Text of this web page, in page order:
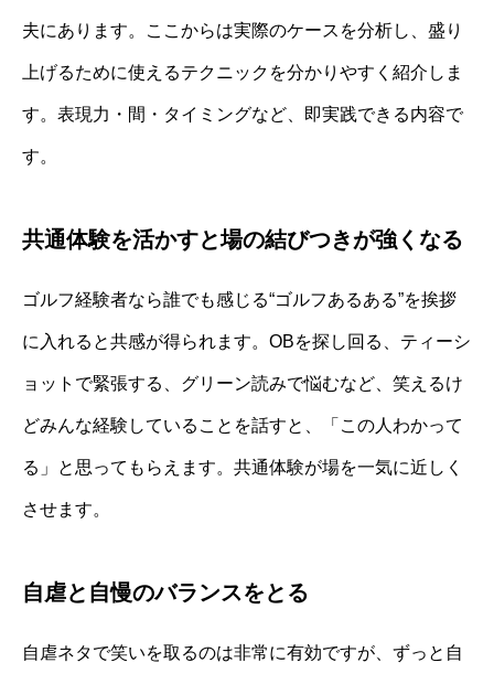
夫にあります。ここからは実際のケースを分析し、盛り
上げるために使えるテクニックを分かりやすく紹介しま
す。表現力・間・タイミングなど、即実践できる内容で
す。
共通体験を活かすと場の結びつきが強くなる
ゴルフ経験者なら誰でも感じる“ゴルフあるある”を挨拶
に入れると共感が得られます。OBを探し回る、ティーシ
ョットで緊張する、グリーン読みで悩むなど、笑えるけ
どみんな経験していることを話すと、「この人わかって
る」と思ってもらえます。共通体験が場を一気に近しく
させます。
自虐と自慢のバランスをとる
自虐ネタで笑いを取るのは非常に有効ですが、ずっと自